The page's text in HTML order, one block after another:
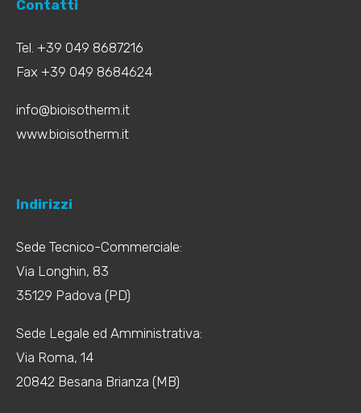
Contatti
Tel. +39 049 8687216
Fax +39 049 8684624
info@bioisotherm.it
www.bioisotherm.it
Indirizzi
Sede Tecnico-Commerciale:
Via Longhin, 83
35129 Padova (PD)
Sede Legale ed Amministrativa:
Via Roma, 14
20842 Besana Brianza (MB)